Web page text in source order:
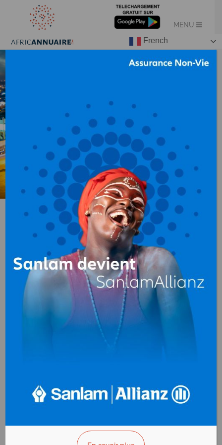
COGENI
CAMEROUN
Commerce général,
Import-Export
Douala
Cameroun
+(237) 233 42 47 03
>>> Vous êtes le propriétaire ?
French